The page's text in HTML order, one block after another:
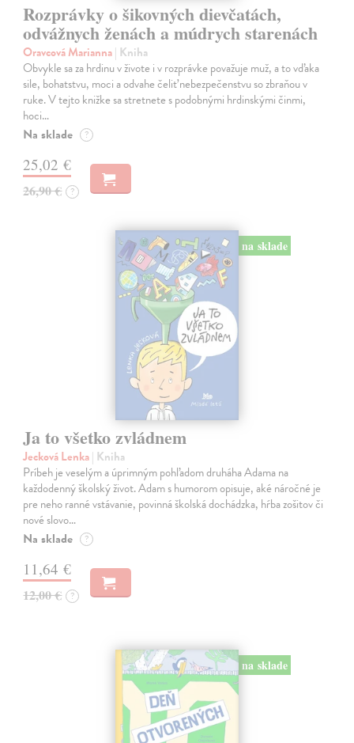
Rozprávky o šikovných dievčatách,
odvážnych ženách a múdrych starenách
Oravcová Marianna| Kniha
Obvykle sa za hrdinu v živote i v rozprávke považuje muž, a to vďaka
sile, bohatstvu, moci a odvahe čeliť nebezpečenstvu so zbraňou v
ruke. V tejto knižke sa stretnete s podobnými hrdinskými činmi,
hoci…
Na sklade ?
25,02 €
26,90 € ?
na sklade
Ja to všetko zvládnem
Jecková Lenka| Kniha
Príbeh je veselým a úprimným pohľadom druháha Adama na
každodenný školský život. Adam s humorom opisuje, aké náročné je
pre neho ranné vstávanie, povinná školská dochádzka, hŕba zošitov či
nové slovo…
Na sklade ?
11,64 €
12,00 € ?
na sklade